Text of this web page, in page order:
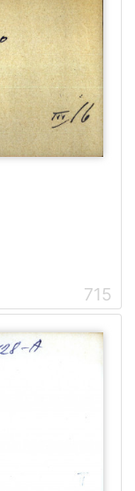
715